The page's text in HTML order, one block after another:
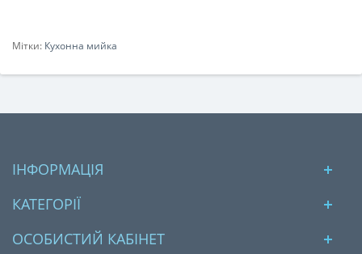
Мітки: Кухонна мийка
ІНФОРМАЦІЯ
КАТЕГОРІЇ
ОСОБИСТИЙ КАБІНЕТ